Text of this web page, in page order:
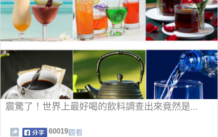
震驚了！世界上最好喝的飲料調查出來竟然是...
60019觀看